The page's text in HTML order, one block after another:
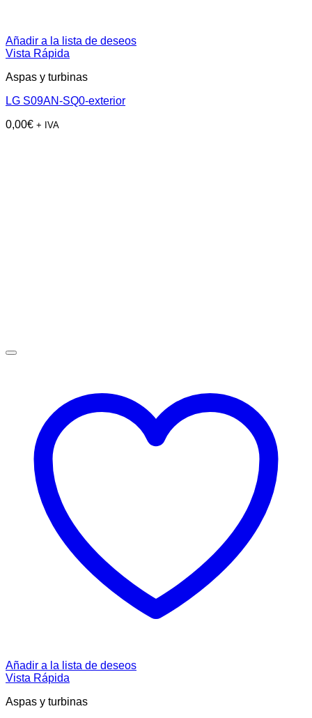
Añadir a la lista de deseos
Vista Rápida
Aspas y turbinas
LG S09AN-SQ0-exterior
0,00€ + IVA
Añadir a la lista de deseos
Vista Rápida
Aspas y turbinas